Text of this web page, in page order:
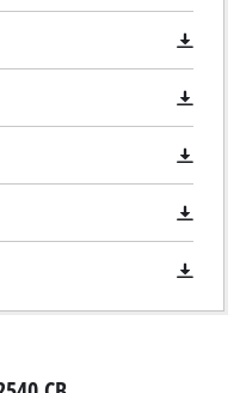
Zustimmung, um
laden zu können!
not disclosed to the
to add this content
used.